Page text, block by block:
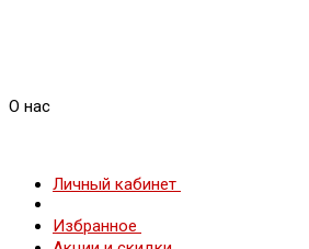
О нас
Личный кабинет
Избранное